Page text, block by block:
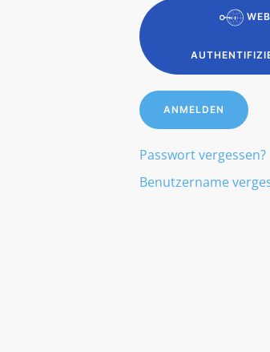
WEB-
ANMELDEN
Passwort vergessen?
Benutzername